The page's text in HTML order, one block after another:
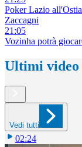
Poker Lazio
Zaccagni
21:05
Vozinha potrà
Ultimi video
Vedi tutti
02:24